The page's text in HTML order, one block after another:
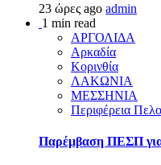
23 ώρες ago admin
1 min read
ΑΡΓΟΛΙΔΑ
Αρκαδία
Κορινθία
ΛΑΚΩΝΙΑ
ΜΕΣΣΗΝΙΑ
Περιφέρεια
Παρέμβαση ΠΕΣΠ